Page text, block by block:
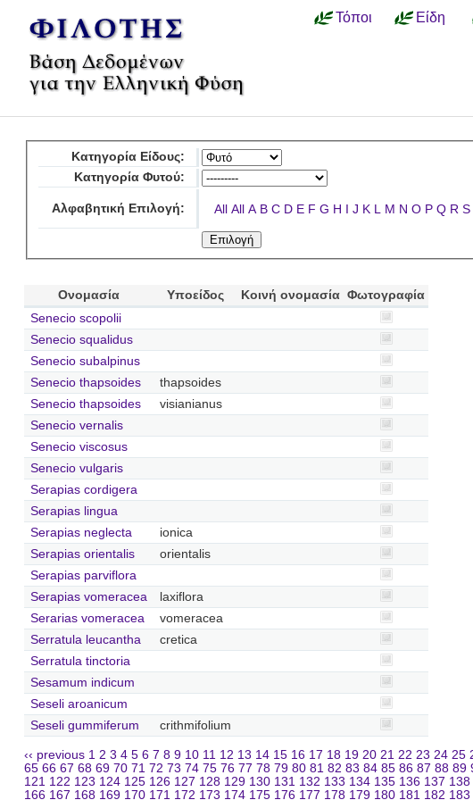
Τόποι Είδη
Κατηγορία Είδους:
Κατηγορία Φυτού:
Αλφαβητική Επιλογή: All All A B C D E F G H I J K L M N O P Q R S
Ονομασία Υποείδος Κοινή ονομασία Φωτογραφία
Senecio scopolii
Senecio squalidus
Senecio subalpinus
Senecio thapsoides
thapsoides
Senecio thapsoides
visianianus
Senecio vernalis
Senecio viscosus
Senecio vulgaris
Serapias cordigera
Serapias lingua
Serapias neglecta
ionica
Serapias orientalis
orientalis
Serapias parviflora
Serapias vomeracea
laxiflora
Serarias vomeracea
vomeracea
Serratula leucantha
cretica
Serratula tinctoria
Sesamum indicum
Seseli aroanicum
Seseli gummiferum
crithmifolium
‹‹ previous 1 2 3 4 5 6 7 8 9 10 11 12 13 14 15 16 17 18 19 20 21 22 23 24 25
65 66 67 68 69 70 71 72 73 74 75 76 77 78 79 80 81 82 83 84 85 86 87 88 89
121 122 123 124 125 126 127 128 129 130 131 132 133 134 135 136 137 138
166 167 168 169 170 171 172 173 174 175 176 177 178 179 180 181 182 183